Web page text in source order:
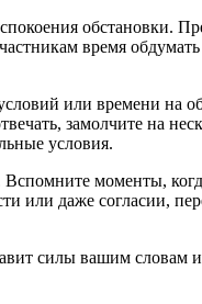
обстановки.
время
или времени на
замолчите на
условия.
Вспомните моменты,
или даже согласии,
силы вашим словам